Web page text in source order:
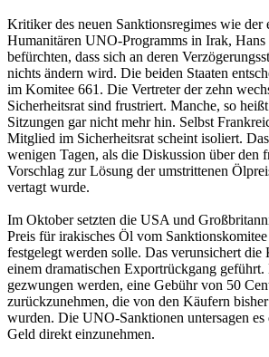
Kritiker des neuen Sanktionsregimes wie der
Humanitären UNO-Programms in Irak,
befürchten, dass sich an deren
nichts ändern wird. Die beiden Staaten
im Komitee 661. Die Vertreter der zehn
Sicherheitsrat sind frustriert. Manche, so
Sitzungen gar nicht mehr hin. Selbst
Mitglied im Sicherheitsrat scheint isoliert.
wenigen Tagen, als die Diskussion über den
Vorschlag zur Lösung der umstrittenen
vertagt wurde.
Im Oktober setzten die USA und
Preis für irakisches Öl vom
festgelegt werden solle. Das verunsichert die
einem dramatischen Exportrückgang
gezwungen werden, eine Gebühr von 50
zurückzunehmen, die von den Käufern
wurden. Die UNO-Sanktionen untersagen es
Geld direkt einzunehmen.